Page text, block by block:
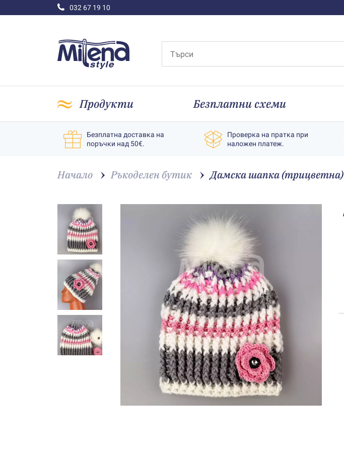
032 67 19 10
Продукти Безплатни схеми
Безплатна доставка на
поръчки над 50€.
Проверка на пратка при
наложен платеж.
Начало Ръкоделен бутик Дамска шапка (трицветна)